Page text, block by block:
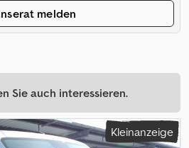
melden
Sie auch interessieren.
Kleinanzeige